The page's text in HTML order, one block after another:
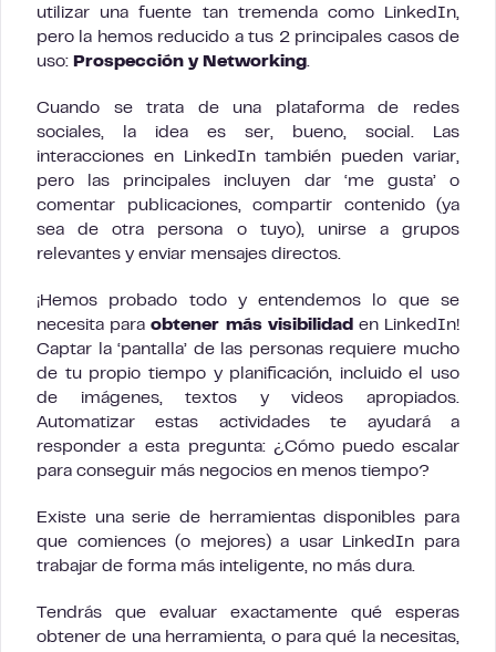
utilizar una fuente tan tremenda como LinkedIn,
pero la hemos reducido a tus 2 principales casos de
uso: Prospección y Networking.
Cuando se trata de una plataforma de redes
sociales, la idea es ser, bueno, social. Las
interacciones en LinkedIn también pueden variar,
pero las principales incluyen dar ‘me gusta’ o
comentar publicaciones, compartir contenido (ya
sea de otra persona o tuyo), unirse a grupos
relevantes y enviar mensajes directos.
¡Hemos probado todo y entendemos lo que se
necesita paraobtener más visibilidad en LinkedIn!
Captar la ‘pantalla’ de las personas requiere mucho
de tu propio tiempo y planificación, incluido el uso
de imágenes, textos y videos apropiados.
Automatizar estas actividades te ayudará a
responder a esta pregunta: ¿Cómo puedo escalar
para conseguir más negocios en menos tiempo?
Existe una serie de herramientas disponibles para
que comiences (o mejores) a usar LinkedIn para
trabajar de forma más inteligente, no más dura.
Tendrás que evaluar exactamente qué esperas
obtener de una herramienta, o para qué la necesitas,